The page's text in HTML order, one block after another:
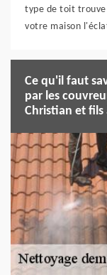
type de toit trouve
votre maison
Ce qu'il faut
par les
Christian et fils